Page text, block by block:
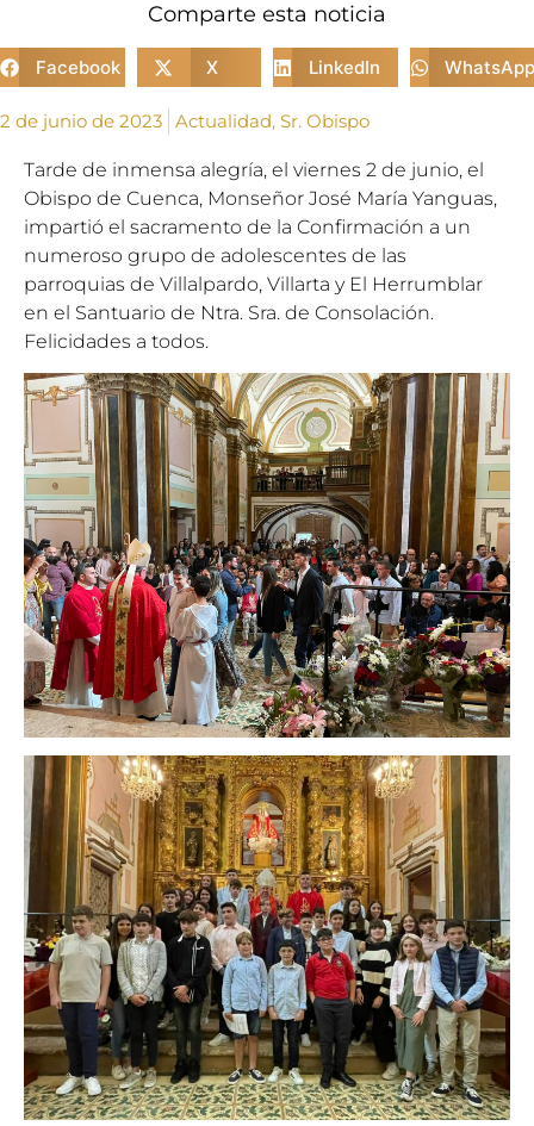
Comparte esta noticia
Facebook X LinkedIn WhatsApp
2 de junio de 2023 Actualidad, Sr. Obispo
Tarde de inmensa alegría, el viernes 2 de junio, el
Obispo de Cuenca, Monseñor José María Yanguas,
impartió el sacramento de la Confirmación a un
numeroso grupo de adolescentes de las
parroquias de Villalpardo, Villarta y El Herrumblar
en el Santuario de Ntra. Sra. de Consolación.
Felicidades a todos.